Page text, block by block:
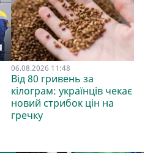
06.08.2026 11:48
Від 80 гривень за
кілограм: українців чекає
новий стрибок цін на
гречку